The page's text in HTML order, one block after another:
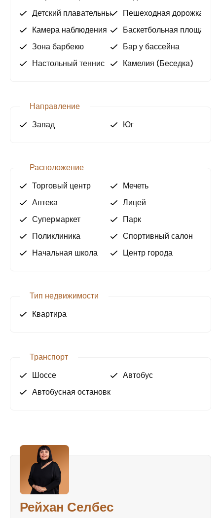
Детский плавательный бассейнПешеходная дорожка
Камера наблюдения
Баскетбольная площадка
Зона барбекю
Бар у бассейна
Настольный теннис
Камелия (Беседка)
Направление
Запад
Юг
Расположение
Торговый центр
Мечеть
Аптека
Лицей
Супермаркет
Парк
Поликлиника
Спортивный салон
Начальная школа
Центр города
Тип недвижимости
Квартира
Транспорт
Шоссе
Автобус
Автобусная остановка
Рейхан Селбес